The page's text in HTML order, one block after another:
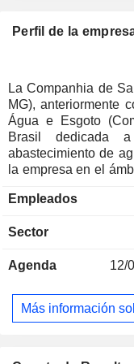
Perfil de la
La Companhia de
MG), anteriormente
Água e Esgoto
Brasil dedicada
abastecimiento de
la empresa en el
operativas para
gestión de residuos
necesarias para
los edificios y la
Alcantarillado se
Empleados
Sector
Agenda 12/
Más información